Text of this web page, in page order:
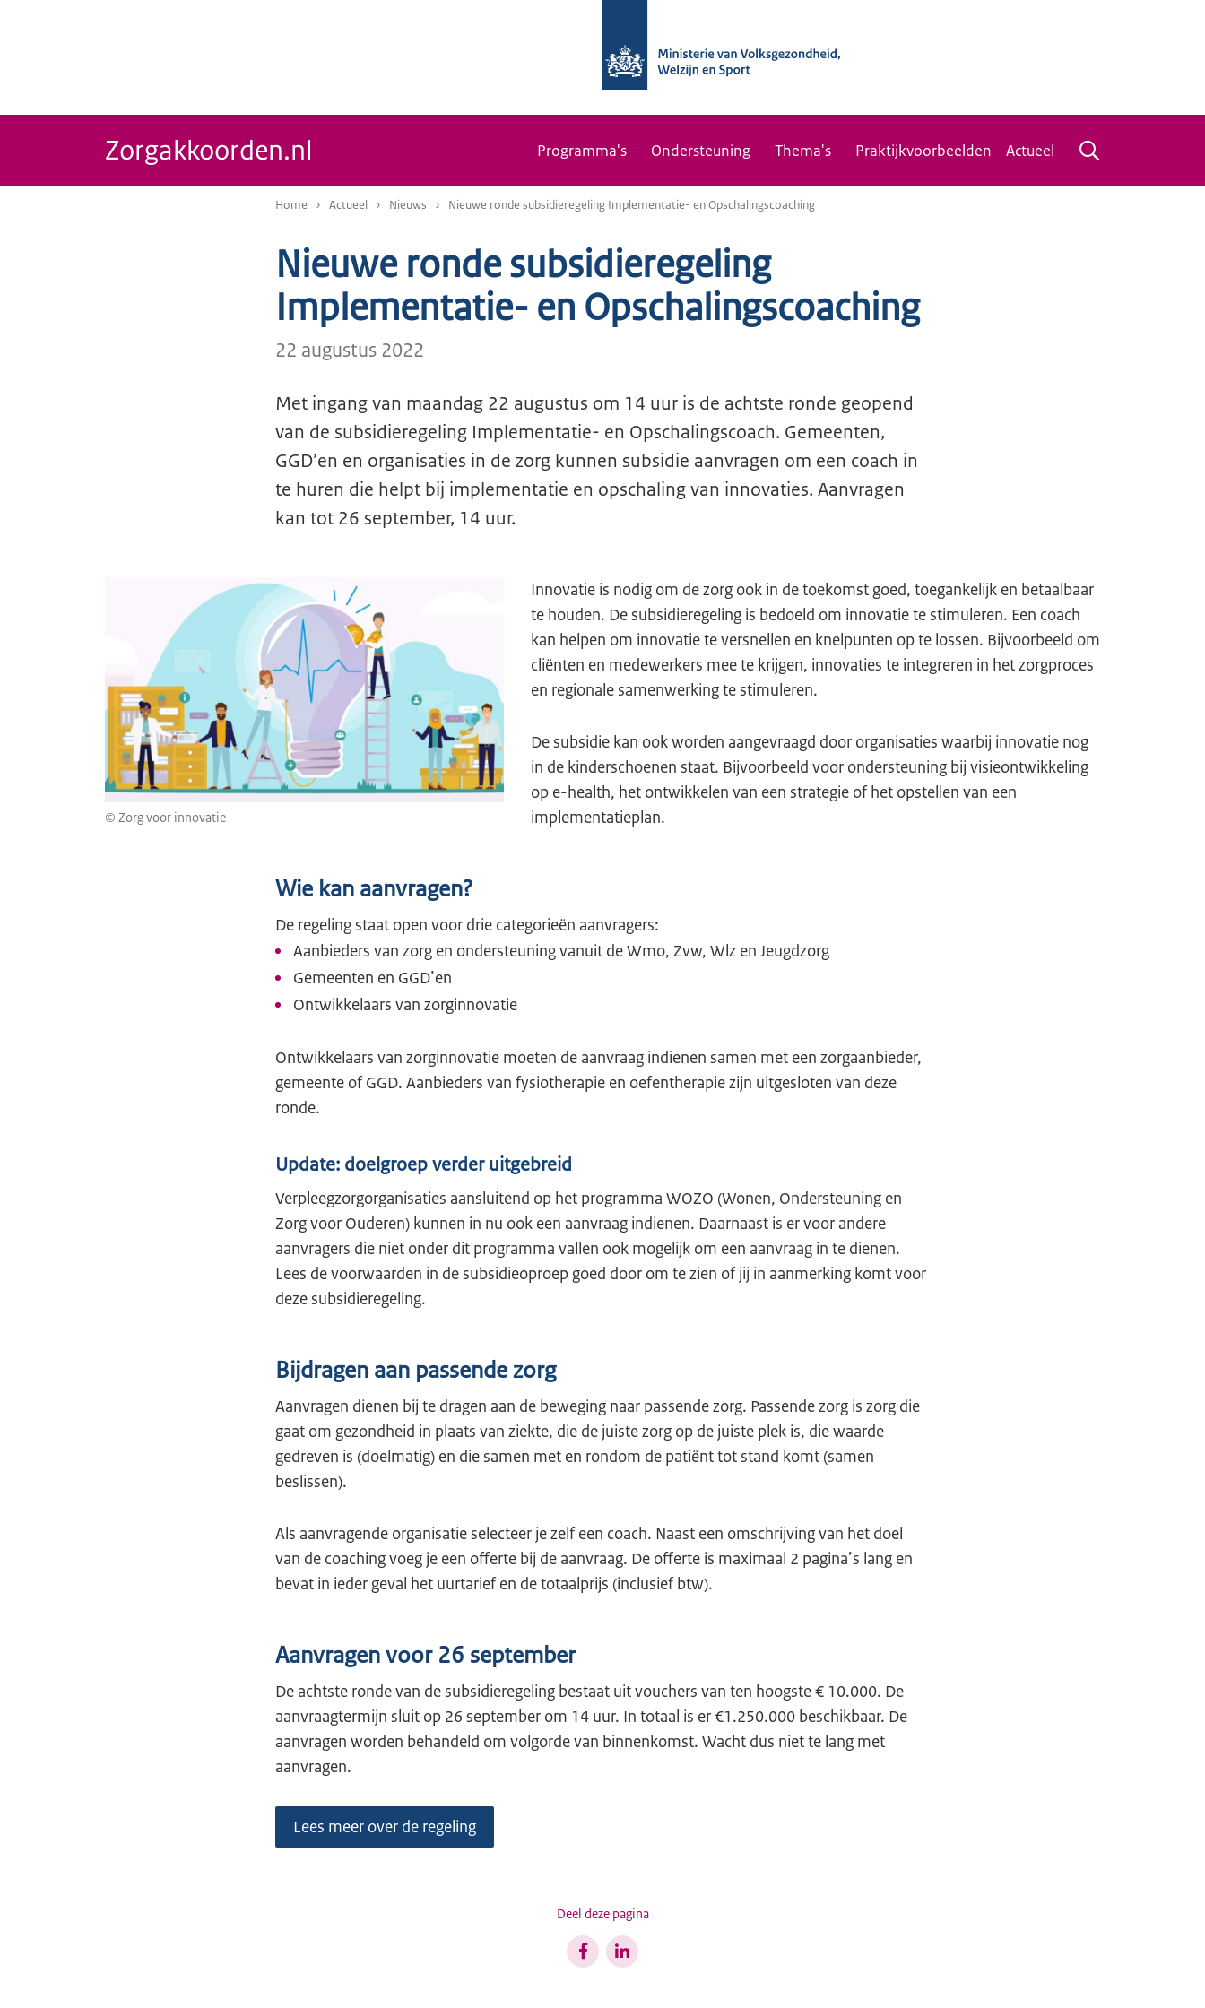
Zorgakkoorden.nl Programma's Ondersteuning Thema's Praktijkvoorbeelden Actueel
Home Actueel Nieuws Nieuwe ronde subsidieregeling Implementatie- en Opschalingscoaching
Nieuwe ronde subsidieregeling
Implementatie- en Opschalingscoaching
22 augustus 2022
Met ingang van maandag 22 augustus om 14 uur is de achtste ronde geopend
van de subsidieregeling Implementatie- en Opschalingscoach. Gemeenten,
GGD’en en organisaties in de zorg kunnen subsidie aanvragen om een coach in
te huren die helpt bij implementatie en opschaling van innovaties. Aanvragen
kan tot 26 september, 14 uur.
© Zorg voor innovatie
Innovatie is nodig om de zorg ook in de toekomst goed, toegankelijk en betaalbaar
te houden. De subsidieregeling is bedoeld om innovatie te stimuleren. Een coach
kan helpen om innovatie te versnellen en knelpunten op te lossen. Bijvoorbeeld om
cliënten en medewerkers mee te krijgen, innovaties te integreren in het zorgproces
en regionale samenwerking te stimuleren.
De subsidie kan ook worden aangevraagd door organisaties waarbij innovatie nog
in de kinderschoenen staat. Bijvoorbeeld voor ondersteuning bij visieontwikkeling
op e-health, het ontwikkelen van een strategie of het opstellen van een
implementatieplan.
Wie kan aanvragen?
De regeling staat open voor drie categorieën aanvragers:
Aanbieders van zorg en ondersteuning vanuit de Wmo, Zvw, Wlz en Jeugdzorg
Gemeenten en GGD’en
Ontwikkelaars van zorginnovatie
Ontwikkelaars van zorginnovatie moeten de aanvraag indienen samen met een zorgaanbieder,
gemeente of GGD. Aanbieders van fysiotherapie en oefentherapie zijn uitgesloten van deze
ronde.
Update: doelgroep verder uitgebreid
Verpleegzorgorganisaties aansluitend op het programma WOZO (Wonen, Ondersteuning en
Zorg voor Ouderen) kunnen in nu ook een aanvraag indienen. Daarnaast is er voor andere
aanvragers die niet onder dit programma vallen ook mogelijk om een aanvraag in te dienen.
Lees de voorwaarden in de subsidieoproep goed door om te zien of jij in aanmerking komt voor
deze subsidieregeling.
Bijdragen aan passende zorg
Aanvragen dienen bij te dragen aan de beweging naar passende zorg. Passende zorg is zorg die
gaat om gezondheid in plaats van ziekte, die de juiste zorg op de juiste plek is, die waarde
gedreven is (doelmatig) en die samen met en rondom de patiënt tot stand komt (samen
beslissen).
Als aanvragende organisatie selecteer je zelf een coach. Naast een omschrijving van het doel
van de coaching voeg je een offerte bij de aanvraag. De offerte is maximaal 2 pagina’s lang en
bevat in ieder geval het uurtarief en de totaalprijs (inclusief btw).
Aanvragen voor 26 september
De achtste ronde van de subsidieregeling bestaat uit vouchers van ten hoogste € 10.000. De
aanvraagtermijn sluit op 26 september om 14 uur. In totaal is er €1.250.000 beschikbaar. De
aanvragen worden behandeld om volgorde van binnenkomst. Wacht dus niet te lang met
aanvragen.
Lees meer over de regeling
Deel deze pagina